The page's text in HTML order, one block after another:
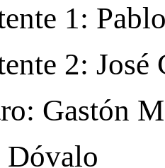
1:
2: José
Gastón
Dóvalo